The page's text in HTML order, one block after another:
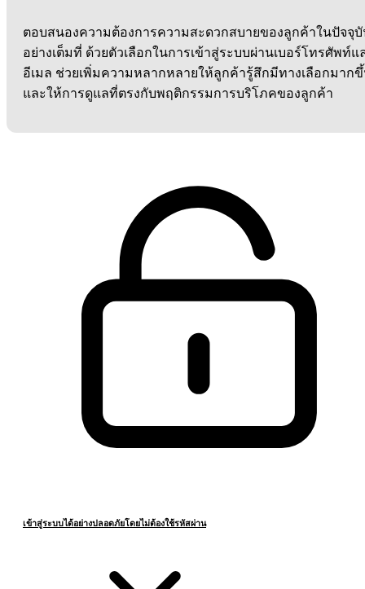
ตอบสนองความต้องการความสะดวกสบายของลูกค้าในปัจจุ
อย่างเต็มที่ ด้วยตัวเลือกในการเข้าสู่ระบบผ่านเบอร์โทรศัพท์แ
อีเมล ช่วยเพิ่มความหลากหลายให้ลูกค้ารู้สึกมีทางเลือกมาก
และให้การดูแลที่ตรงกับพฤติกรรมการบริโภคของลูกค้า
เข้าสู่ระบบได้อย่างปลอดภัยโดยไม่ต้องใช้รหัสผ่าน